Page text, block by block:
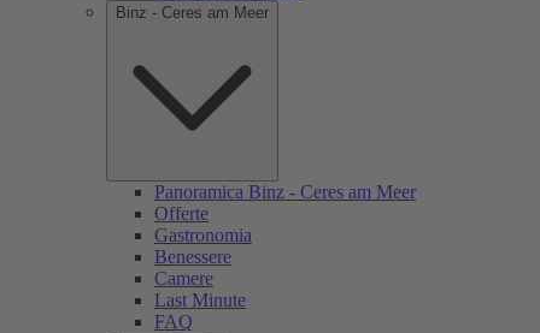
Binz - Ceres am Meer
Panoramica Binz - Ceres am Meer
Offerte
Gastronomia
Benessere
Camere
Last Minute
FAQ